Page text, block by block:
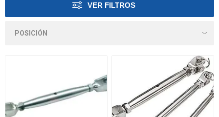
VER FILTROS